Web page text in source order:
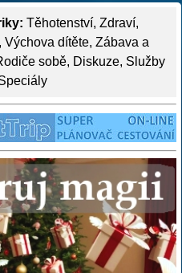
Těhotenství, Zdraví,
, Výchova dítěte, Zábava a
sobě, Diskuze, Služby